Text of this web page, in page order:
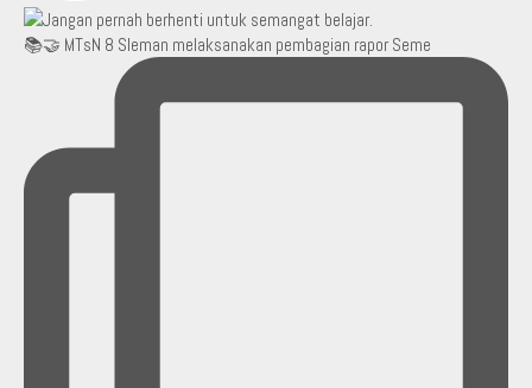
📚🤝 MTsN 8 Sleman melaksanakan pembagian rapor Seme